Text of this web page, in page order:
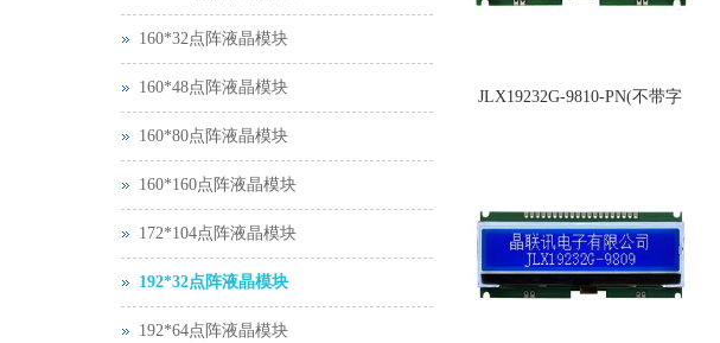
JLX19232G-9810-PN(不带字
160*32点阵液晶模块
160*48点阵液晶模块
160*80点阵液晶模块
160*160点阵液晶模块
172*104点阵液晶模块
192*32点阵液晶模块
192*64点阵液晶模块